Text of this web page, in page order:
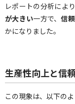
レポートの分析により
が大きい一方で、信
かになりました。
生産性向上と信
この現象は、以下の